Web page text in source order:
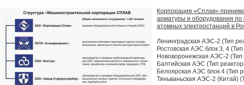
Корпорация «Сплав»
арматуры и оборудования по
атомных электростанций в
Ленинградская АЭС-2 (Тип
Ростовская АЭС блок 3, 4
Нововоронежская АЭС-2
Балтийская АЭС (Тип
Белоярская АЭС блок 4 (Тип
Тяньваньская АЭС-2 (Китай)